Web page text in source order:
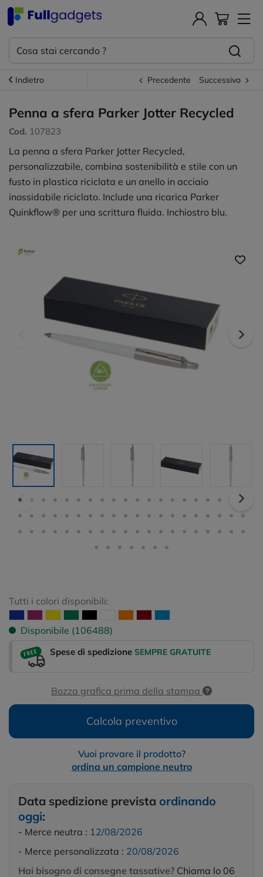
Indietro Precedente Successivo
Penna a sfera Parker Jotter Recycled
Cod. 107823
La penna a sfera Parker Jotter Recycled,
personalizzabile, combina sostenibilità e stile con un
fusto in plastica riciclata e un anello in acciaio
inossidabile riciclato. Include una ricarica Parker
Quinkflow® per una scrittura fluida. Inchiostro blu.
Tutti i colori disponibili:
Disponibile (106488)
Spese di spedizione SEMPRE GRATUITE
Bozza grafica prima della stampa
Calcola preventivo
Vuoi provare il prodotto?
ordina un campione neutro
Data spedizione prevista ordinando
oggi:
- Merce neutra : 12/08/2026
- Merce personalizzata : 20/08/2026
Hai bisogno di consegne tassative? Chiama lo 06